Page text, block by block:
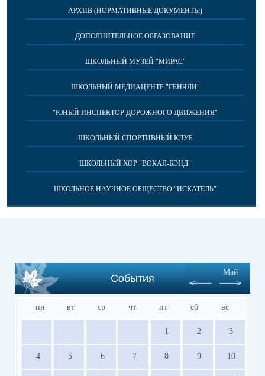
АРХИВ (НОРМАТИВНЫЕ ДОКУМЕНТЫ)
ДОПОЛНИТЕЛЬНОЕ ОБРАЗОВАНИЕ
ШКОЛЬНЫЙ МУЗЕЙ "МИРАС"
ШКОЛЬНЫЙ МЕДИАЦЕНТР "ГЕНЧЛИ"
"ЮНЫЙ ИНСПЕКТОР ДОРОЖНОГО ДВИЖЕНИЯ"
ШКОЛЬНЫЙ СПОРТИВНЫЙ КЛУБ
ШКОЛЬНЫЙ ХОР "ВОКАЛ-БЭНД"
ШКОЛЬНОЕ НАУЧНОЕ ОБЩЕСТВО "ИСКАТЕЛЬ"
События
Май
пн вт ср чт пт сб вс
1 2 3
4 5 6 7 8 9 10